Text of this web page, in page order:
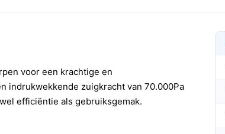
voor een krachtige en
indrukwekkende zuigkracht van 70.000Pa
efficiëntie als gebruiksgemak.